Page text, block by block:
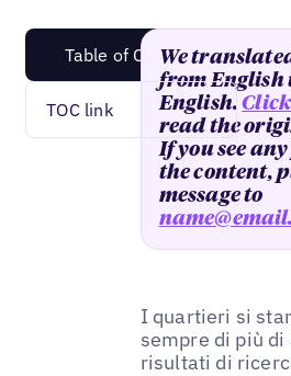
Table of Content
TOC link
We
from English
English.
read the
If you see
the content,
message to
I quartieri si
sempre di più
risultati di